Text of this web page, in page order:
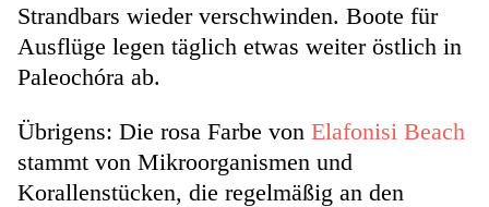
Strandbars wieder verschwinden. Boote für
Ausflüge legen täglich etwas weiter östlich in
Paleochóra ab.
Übrigens: Die rosa Farbe von Elafonisi Beach
stammt von Mikroorganismen und
Korallenstücken, die regelmäßig an den